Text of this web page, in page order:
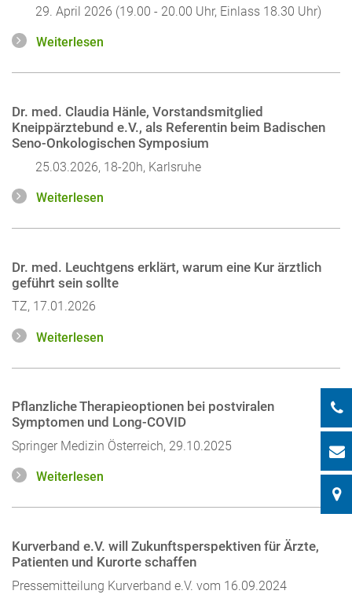
29. April 2026 (19.00 - 20.00 Uhr, Einlass 18.30 Uhr)
Weiterlesen
Dr. med. Claudia Hänle, Vorstandsmitglied
Kneippärztebund e.V., als Referentin beim Badischen
Seno-Onkologischen Symposium
25.03.2026, 18-20h, Karlsruhe
Weiterlesen
Dr. med. Leuchtgens erklärt, warum eine Kur ärztlich
geführt sein sollte
TZ, 17.01.2026
Weiterlesen
Pflanzliche Therapieoptionen bei postviralen
Symptomen und Long-COVID
Springer Medizin Österreich, 29.10.2025
Weiterlesen
Kurverband e.V. will Zukunftsperspektiven für Ärzte,
Patienten und Kurorte schaffen
Pressemitteilung Kurverband e.V. vom 16.09.2024